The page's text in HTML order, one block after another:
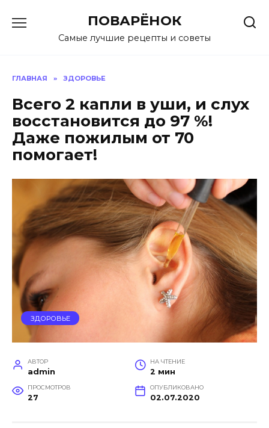
содержанию
ПОВАРЁНОК
Самые лучшие рецепты и советы
ГЛАВНАЯ » ЗДОРОВЬЕ
Всего 2 капли в уши, и слух
восстановится до 97 %!
Даже пожилым от 70
помогает!
ЗДОРОВЬЕ
АВТОР
admin
НА ЧТЕНИЕ
2 мин
ПРОСМОТРОВ
27
ОПУБЛИКОВАНО
02.07.2020